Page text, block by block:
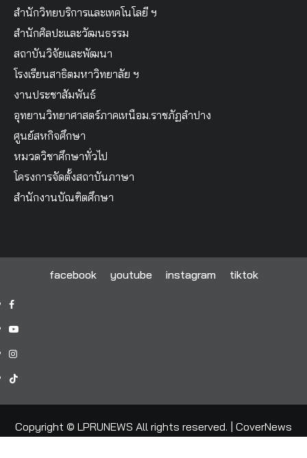
สำนักวิทยบริการและเทคโนโลยี ฯ
สำนักศิลปะและวัฒนธรรม
สถาบันวิจัยและพัฒนา
โรงเรียนสาธิตมหาวิทยาลัย ฯ
งานประชาสัมพันธ์
อุทยานวิทยาศาสตร์ภาคเหนือม.ราชภัฏลำปาง
ศูนย์สหกิจศึกษา
หมวดวิชาศึกษาทั่วไป
โครงการจัดตั้งสถาบันภาษา
สำนักงานบัณฑิตศึกษา
facebook youtube instagram tiktok
facebook
youtube
instagram
tiktok
Copyright © LPRUNEWS All rights reserved.
CoverNews